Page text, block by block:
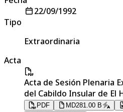
22/09/1992
Tipo
Extraordinaria
Acta
Acta de Sesión Plenaria
del Cabildo Insular de El
PDF MD281.00 B